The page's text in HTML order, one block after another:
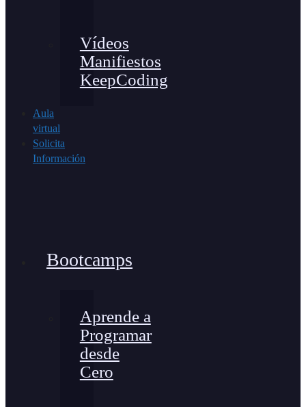
Vídeos
Manifiestos
KeepCoding
Aula
virtual
Solicita
Información
Bootcamps
Aprende a
Programar
desde
Cero